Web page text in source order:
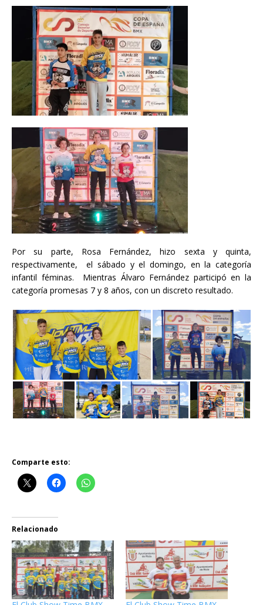
Por su parte, Rosa Fernández, hizo sexta y quinta,
respectivamente, el sábado y el domingo, en la categoría
infantil féminas. Mientras Álvaro Fernández participó en la
categoría promesas 7 y 8 años, con un discreto resultado.
Comparte esto:
Relacionado